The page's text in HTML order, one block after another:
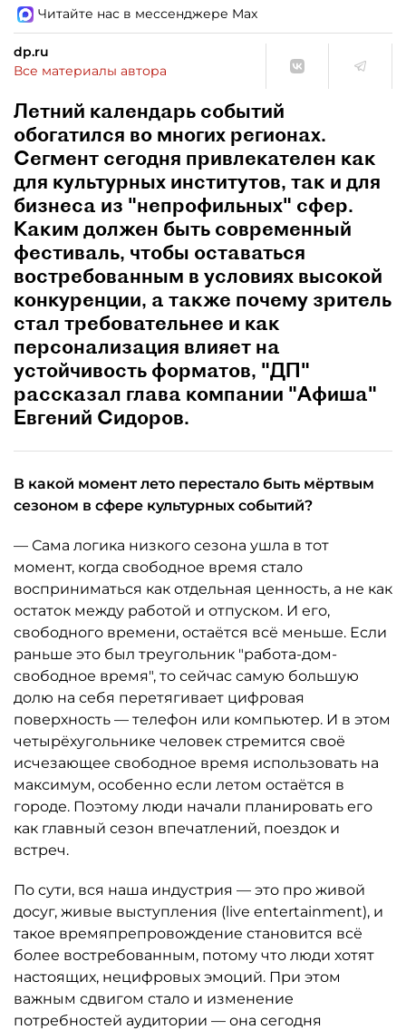
Читайте нас в мессенджере Max
dp.ru
Все материалы автора
Летний календарь событий
обогатился во многих регионах.
Сегмент сегодня привлекателен как
для культурных институтов, так и для
бизнеса из "непрофильных" сфер.
Каким должен быть современный
фестиваль, чтобы оставаться
востребованным в условиях высокой
конкуренции, а также почему зритель
стал требовательнее и как
персонализация влияет на
устойчивость форматов, "ДП"
рассказал глава компании "Афиша"
Евгений Сидоров.
В какой момент лето перестало быть мёртвым
сезоном в сфере культурных событий?
— Сама логика низкого сезона ушла в тот
момент, когда свободное время стало
восприниматься как отдельная ценность, а не как
остаток между работой и отпуском. И его,
свободного времени, остаётся всё меньше. Если
раньше это был треугольник "работа-дом-
свободное время", то сейчас самую большую
долю на себя перетягивает цифровая
поверхность — телефон или компьютер. И в этом
четырёхугольнике человек стремится своё
исчезающее свободное время использовать на
максимум, особенно если летом остаётся в
городе. Поэтому люди начали планировать его
как главный сезон впечатлений, поездок и
встреч.
По сути, вся наша индустрия — это про живой
досуг, живые выступления (live entertainment), и
такое времяпрепровождение становится всё
более востребованным, потому что люди хотят
настоящих, нецифровых эмоций. При этом
важным сдвигом стало и изменение
потребностей аудитории — она сегодня